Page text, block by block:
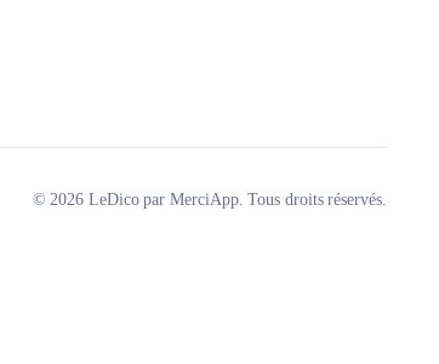
© 2026 LeDico par MerciApp. Tous droits réservés.